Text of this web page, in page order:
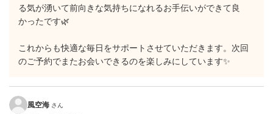
る気が湧いて前向きな気持ちになれるお手伝いができて良
かったです🌿
これからも快適な毎日をサポートさせていただきます。次回
のご予約でまたお会いできるのを楽しみにしています✨
風空海 さん